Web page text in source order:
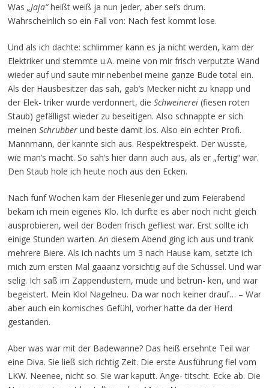
Was „Jaja“heißt weiß ja nun jeder, aber sei’s drum.
Wahrscheinlich so ein Fall von: Nach fest kommt lose.
Und als ich dachte: schlimmer kann es ja nicht werden, kam der
Elektriker und stemmte u.A. meine von mir frisch verputzte Wand
wieder auf und saute mir nebenbei meine ganze Bude total ein.
Als der Hausbesitzer das sah, gab’s Mecker nicht zu knapp und
der Elek- triker wurde verdonnert, die Schweinerei(fiesen roten
Staub) gefälligst wieder zu beseitigen. Also schnappte er sich
meinen Schrubberund beste damit los. Also ein echter Profi.
Mannmann, der kannte sich aus. Respektrespekt. Der wusste,
wie man’s macht. So sah’s hier dann auch aus, als er „fertig“ war.
Den Staub hole ich heute noch aus den Ecken.
Nach fünf Wochen kam der Fliesenleger und zum Feierabend
bekam ich mein eigenes Klo. Ich durfte es aber noch nicht gleich
ausprobieren, weil der Boden frisch gefliest war. Erst sollte ich
einige Stunden warten. An diesem Abend ging ich aus und trank
mehrere Biere. Als ich nachts um 3 nach Hause kam, setzte ich
mich zum ersten Mal gaaanz vorsichtig auf die Schüssel. Und war
selig. Ich saß im Zappendustern, müde und betrun- ken, und war
begeistert. Mein Klo! Nagelneu. Da war noch keiner drauf… – War
aber auch ein komisches Gefühl, vorher hatte da der Herd
gestanden.
Aber was war mit der Badewanne? Das heiß ersehnte Teil war
eine Diva. Sie ließ sich richtig Zeit. Die erste Ausführung fiel vom
LKW. Neenee, nicht so. Sie war kaputt. Ange- titscht. Ecke ab. Die